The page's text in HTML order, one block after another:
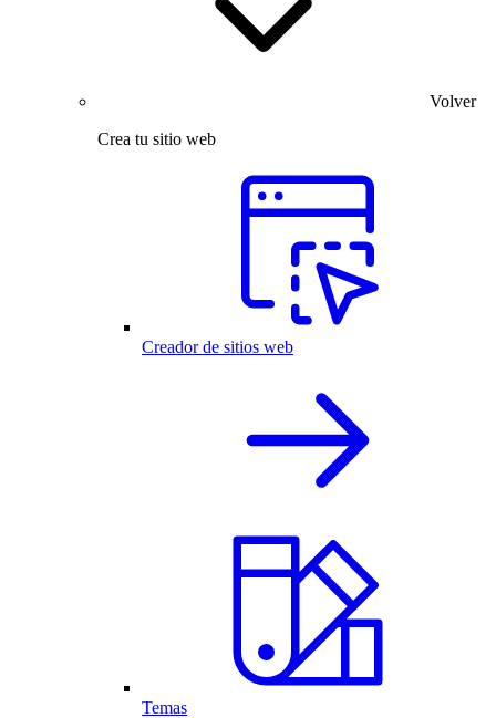
Volver
Crea tu sitio web
Creador de sitios web
Temas